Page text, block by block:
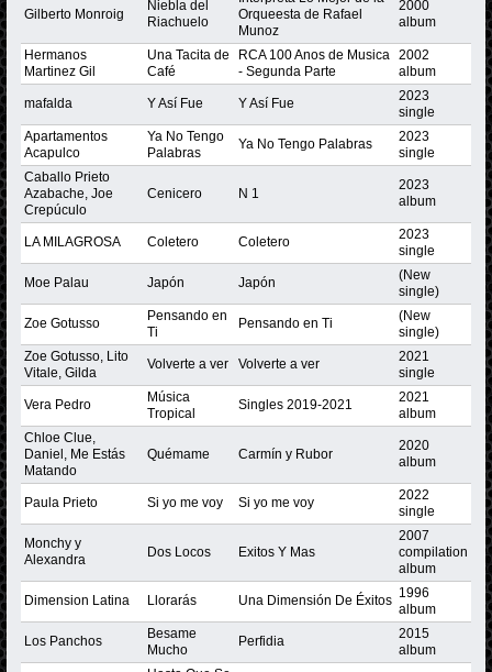
Gilberto Monroig
Niebla del
Riachuelo
Orqueesta de Rafael
Munoz
2000
album
Hermanos
Martinez Gil
Una Tacita de
Café
RCA 100 Anos de Musica
- Segunda Parte
2002
album
mafalda Y Así Fue Y Así Fue
2023
single
Apartamentos
Acapulco
Ya No Tengo
Palabras
Ya No Tengo Palabras
2023
single
Caballo Prieto
Azabache, Joe
Crepúculo
Cenicero N 1
2023
album
LA MILAGROSA Coletero Coletero
2023
single
Moe Palau Japón Japón
(New
single)
Zoe Gotusso
Pensando en
Ti
Pensando en Ti
(New
single)
Zoe Gotusso, Lito
Vitale, Gilda
Volverte a ver Volverte a ver
2021
single
Vera Pedro
Música
Tropical
Singles 2019-2021
2021
album
Chloe Clue,
Daniel, Me Estás
Matando
Quémame Carmín y Rubor
2020
album
Paula Prieto Si yo me voy Si yo me voy
2022
single
Monchy y
Alexandra
Dos Locos Exitos Y Mas
2007
compilation
album
Dimension Latina Llorarás Una Dimensión De Éxitos 1996
album
Los Panchos
Besame
Mucho
Perfidia
2015
album